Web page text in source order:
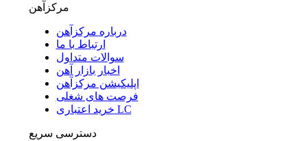
مرکزآهن
درباره مرکزآهن
ارتباط با ما
سوالات متداول
اخبار بازار آهن
اپلیکیشن مرکزآهن
فرصت های شغلی
خرید اعتباری LC
دسترسی سریع